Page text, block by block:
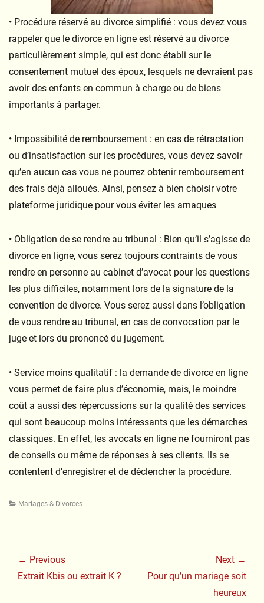
• Procédure réservé au divorce simplifié : vous devez vous
rappeler que le divorce en ligne est réservé au divorce
particulièrement simple, qui est donc établi sur le
consentement mutuel des époux, lesquels ne devraient pas
avoir des enfants en commun à charge ou de biens
importants à partager.
• Impossibilité de remboursement : en cas de rétractation
ou d’insatisfaction sur les procédures, vous devez savoir
qu’en aucun cas vous ne pourrez obtenir remboursement
des frais déjà alloués. Ainsi, pensez à bien choisir votre
plateforme juridique pour vous éviter les arnaques
• Obligation de se rendre au tribunal : Bien qu’il s’agisse de
divorce en ligne, vous serez toujours contraints de vous
rendre en personne au cabinet d’avocat pour les questions
les plus difficiles, notamment lors de la signature de la
convention de divorce. Vous serez aussi dans l’obligation
de vous rendre au tribunal, en cas de convocation par le
juge et lors du prononcé du jugement.
• Service moins qualitatif : la demande de divorce en ligne
vous permet de faire plus d’économie, mais, le moindre
coût a aussi des répercussions sur la qualité des services
qui sont beaucoup moins intéressants que les démarches
classiques. En effet, les avocats en ligne ne fourniront pas
de conseils ou même de réponses à ses clients. Ils se
contentent d’enregistrer et de déclencher la procédure.
Categories
Mariages & Divorces
de
l’article
← Previous
Previous
Extrait Kbis ou extrait K ?
Next →
NextPour qu’un mariage soit
heureux